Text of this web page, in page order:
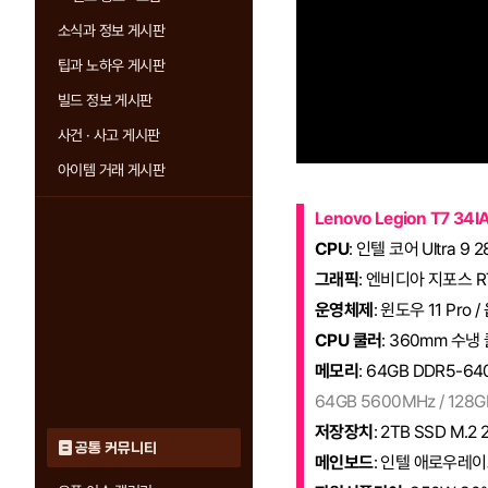
소식과 정보 게시판
팁과 노하우 게시판
빌드 정보 게시판
사건 · 사고 게시판
아이템 거래 게시판
공통 커뮤니티
Lenovo Legion T7
CPU: 인텔 코어 Ultra 9
그래픽: 엔비디아 지포스
운영체제: 윈도우 11 Pro /
CPU 쿨러: 360mm 수냉
메모리: 64GB DDR5-
64GB 5600MHz /
저장장치: 2TB SSD M.2
메인보드: 인텔 애로우레